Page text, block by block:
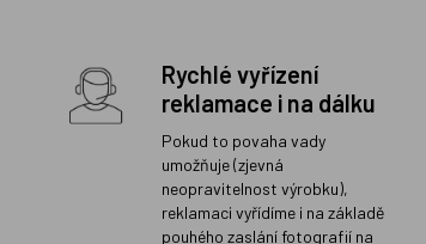
Rychlé vyřízení
reklamace i na dálku
Pokud to povaha vady
umožňuje (zjevná
neopravitelnost výrobku),
reklamaci vyřídíme i na základě
pouhého zaslání fotografií na